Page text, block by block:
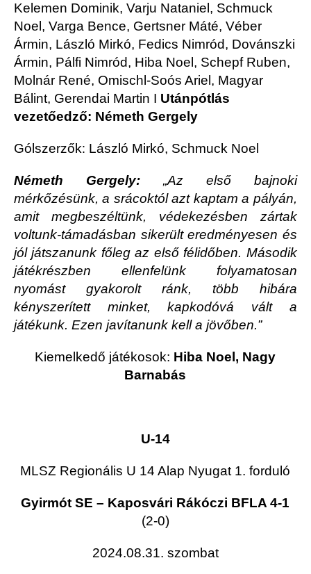
Kelemen Dominik, Varju Nataniel, Schmuck
Noel, Varga Bence, Gertsner Máté, Véber
Ármin, László Mirkó, Fedics Nimród, Dovánszki
Ármin, Pálfi Nimród, Hiba Noel, Schepf Ruben,
Molnár René, Omischl-Soós Ariel, Magyar
Bálint, Gerendai Martin I Utánpótlás
vezetőedző: Németh Gergely
Gólszerzők: László Mirkó, Schmuck Noel
Németh Gergely: „Az első bajnoki
mérkőzésünk, a srácoktól azt kaptam a pályán,
amit megbeszéltünk, védekezésben zártak
voltunk-támadásban sikerült eredményesen és
jól játszanunk főleg az első félidőben. Második
játékrészben ellenfelünk folyamatosan
nyomást gyakorolt ránk, több hibára
kényszerített minket, kapkodóvá vált a
játékunk. Ezen javítanunk kell a jövőben.”
Kiemelkedő játékosok: Hiba Noel, Nagy
Barnabás
U-14
MLSZ Regionális U 14 Alap Nyugat 1. forduló
Gyirmót SE – Kaposvári Rákóczi BFLA 4-1
(2-0)
2024.08.31. szombat